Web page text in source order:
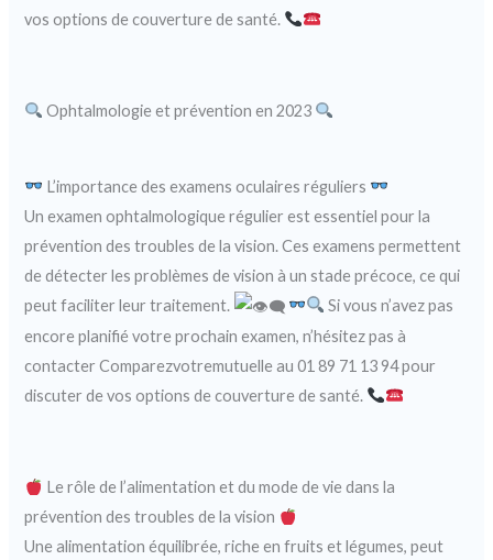
vos options de couverture de santé.
Ophtalmologie et prévention en 2023
L’importance des examens oculaires réguliers
Un examen ophtalmologique régulier est essentiel pour la
prévention des troubles de la vision. Ces examens permettent
de détecter les problèmes de vision à un stade précoce, ce qui
peut faciliter leur traitement.
Si vous n’avez pas
encore planifié votre prochain examen, n’hésitez pas à
contacter Comparezvotremutuelle au 01 89 71 13 94 pour
discuter de vos options de couverture de santé.
Le rôle de l’alimentation et du mode de vie dans la
prévention des troubles de la vision
Une alimentation équilibrée, riche en fruits et légumes, peut